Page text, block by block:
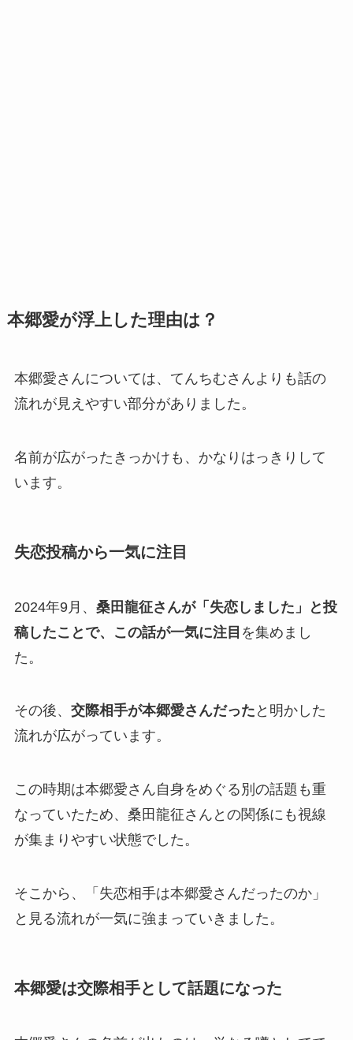
本郷愛が浮上した理由は？
本郷愛さんについては、てんちむさんよりも話の
流れが見えやすい部分がありました。
名前が広がったきっかけも、かなりはっきりして
います。
失恋投稿から一気に注目
2024年9月、 桑田龍征さんが「失恋しました」と投
稿したことで、この話が一気に注目 を集めまし
た。
その後、 交際相手が本郷愛さんだった と明かした
流れが広がっています。
この時期は本郷愛さん自身をめぐる別の話題も重
なっていたため、桑田龍征さんとの関係にも視線
が集まりやすい状態でした。
そこから、「失恋相手は本郷愛さんだったのか」
と見る流れが一気に強まっていきました。
本郷愛は交際相手として話題になった